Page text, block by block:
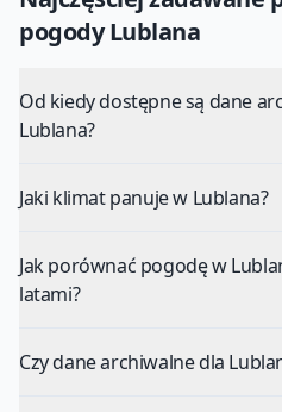
pogodyLublana
Od kiedy dostępne są dane
Lublana?
Jaki klimat panuje w Lublana?
Jak porównać pogodę w
latami?
Czy dane archiwalne dla